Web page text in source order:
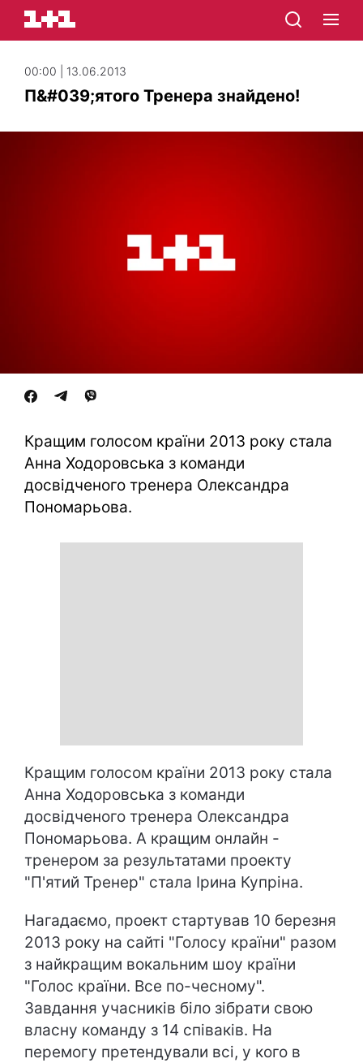
00:00 | 13.06.2013
П&#039;ятого Тренера знайдено!
Кращим голосом країни 2013 року стала
Анна Ходоровська з команди
досвідченого тренера Олександра
Пономарьова.
Кращим голосом країни 2013 року стала
Анна Ходоровська з команди
досвідченого тренера Олександра
Пономарьова. А кращим онлайн -
тренером за результатами проекту
"П'ятий Тренер" стала Ірина Купріна.
Нагадаємо, проект стартував 10 березня
2013 року на сайті "Голосу країни" разом
з найкращим вокальним шоу країни
"Голос країни. Все по-чесному".
Завдання учасників біло зібрати свою
власну команду з 14 співаків. На
перемогу претендували всі, у кого в